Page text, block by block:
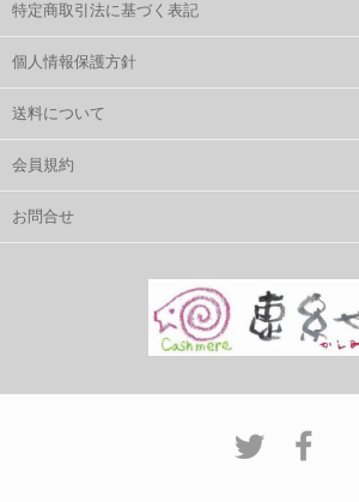
特定商取引法に基づく表記
個人情報保護方針
送料について
会員規約
お問合せ